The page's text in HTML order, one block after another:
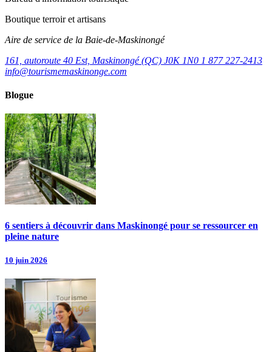
Boutique terroir et artisans
Aire de service de la Baie-de-Maskinongé
161, autoroute 40 Est, Maskinongé (QC) J0K 1N0 1 877 227-2413
info@tourismemaskinonge.com
Blogue
6 sentiers à découvrir dans Maskinongé pour se ressourcer en
pleine nature
10 juin 2026